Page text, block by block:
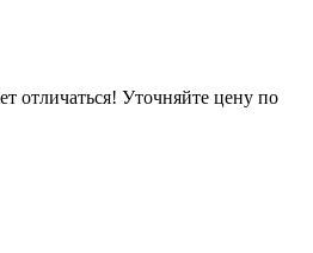
отличаться! Уточняйте цену по